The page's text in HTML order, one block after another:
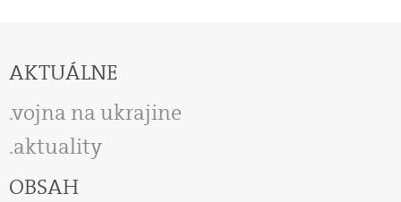
AKTUÁLNE
vojna na ukrajine
aktuality
OBSAH